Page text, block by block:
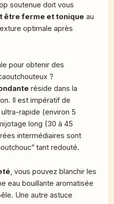
soutenue doit vous
être ferme et tonique au
optimale après
pour obtenir des
?
réside dans la
Il est impératif de
rapide (environ 5
long (30 à 45
intermédiaires sont
tant redouté.
, vous pouvez blanchir les
eau bouillante aromatisée
Une autre astuce